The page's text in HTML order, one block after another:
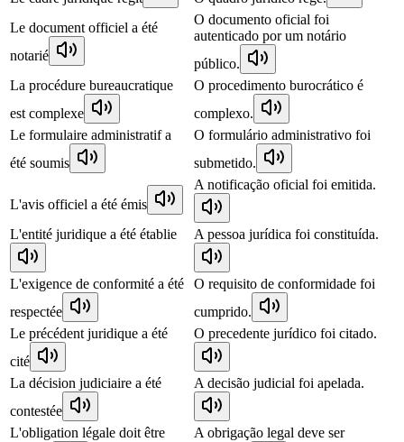
Le document officiel a été
notarié
O documento oficial foi
autenticado por um notário
público.
La procédure bureaucratique
est complexe
O procedimento burocrático é
complexo.
Le formulaire administratif a
été soumis
O formulário administrativo foi
submetido.
L'avis officiel a été émis
A notificação oficial foi emitida.
L'entité juridique a été établie A pessoa jurídica foi constituída.
L'exigence de conformité a été
respectée
O requisito de conformidade foi
cumprido.
Le précédent juridique a été
cité
O precedente jurídico foi citado.
La décision judiciaire a été
contestée
A decisão judicial foi apelada.
L'obligation légale doit être
A obrigação legal deve ser